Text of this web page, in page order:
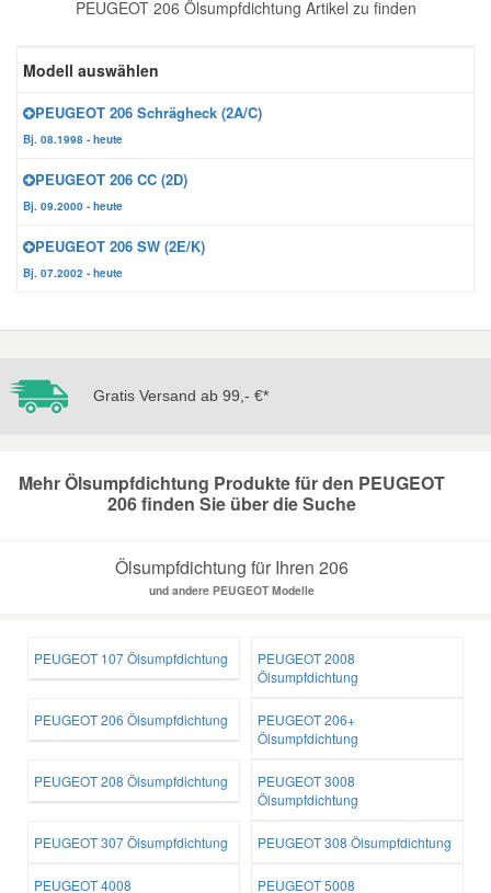
PEUGEOT 206 Ölsumpfdichtung Artikel zu finden
Modell auswählen
PEUGEOT 206 Schrägheck (2A/C)
Bj. 08.1998 - heute
PEUGEOT 206 CC (2D)
Bj. 09.2000 - heute
PEUGEOT 206 SW (2E/K)
Bj. 07.2002 - heute
Gratis Versand ab 99,- €*
Mehr Ölsumpfdichtung Produkte für den PEUGEOT
206 finden Sie über die Suche
Ölsumpfdichtung für Ihren 206
und andere PEUGEOT Modelle
PEUGEOT 107 Ölsumpfdichtung
PEUGEOT 2008
Ölsumpfdichtung
PEUGEOT 206 Ölsumpfdichtung
PEUGEOT 206+
Ölsumpfdichtung
PEUGEOT 208 Ölsumpfdichtung
PEUGEOT 3008
Ölsumpfdichtung
PEUGEOT 307 Ölsumpfdichtung PEUGEOT 308 Ölsumpfdichtung
PEUGEOT 4008
PEUGEOT 5008
Zündanlage und Glühanlage
Kia Ersatzteile
Lancia Ersatzteile
Mercedes Ersatzteile
Mini Ersatzteile
Mitsubishi Ersatzteile
Nissan Ersatzteile
Porsche Ersatzteile